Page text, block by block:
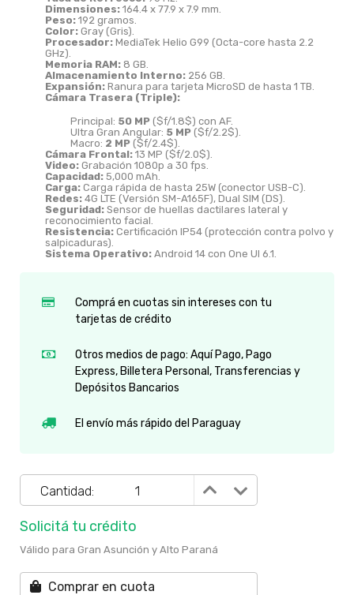
Dimensiones: 164.4 x 77.9 x 7.9 mm.
Peso: 192 gramos.
Color: Gray (Gris).
Procesador: MediaTek Helio G99 (Octa-core hasta 2.2
GHz).
Memoria RAM: 8 GB.
Almacenamiento Interno: 256 GB.
Expansión: Ranura para tarjeta MicroSD de hasta 1 TB.
Cámara Trasera (Triple):
Principal: 50 MP ($f/1.8$) con AF.
Ultra Gran Angular: 5 MP ($f/2.2$).
Macro: 2 MP ($f/2.4$).
Cámara Frontal: 13 MP ($f/2.0$).
Video: Grabación 1080p a 30 fps.
Capacidad: 5,000 mAh.
Carga: Carga rápida de hasta 25W (conector USB-C).
Redes: 4G LTE (Versión SM-A165F), Dual SIM (DS).
Seguridad: Sensor de huellas dactilares lateral y
reconocimiento facial.
Resistencia: Certificación IP54 (protección contra polvo y
salpicaduras).
Sistema Operativo: Android 14 con One UI 6.1.
Comprá en cuotas sin intereses con tu
tarjetas de crédito
Otros medios de pago: Aquí Pago, Pago
Express, Billetera Personal, Transferencias y
Depósitos Bancarios
El envío más rápido del Paraguay
Cantidad:
Solicitá tu crédito
Válido para Gran Asunción y Alto Paraná
Comprar en cuota